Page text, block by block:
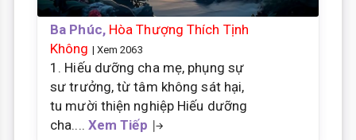
Ba Phúc, Hòa Thượng Thích Tịnh
Không | Xem 2063
1. Hiếu dưỡng cha mẹ, phụng sự
sư trưởng, từ tâm không sát hại,
tu mười thiện nghiệp Hiếu dưỡng
cha.... Xem Tiếp